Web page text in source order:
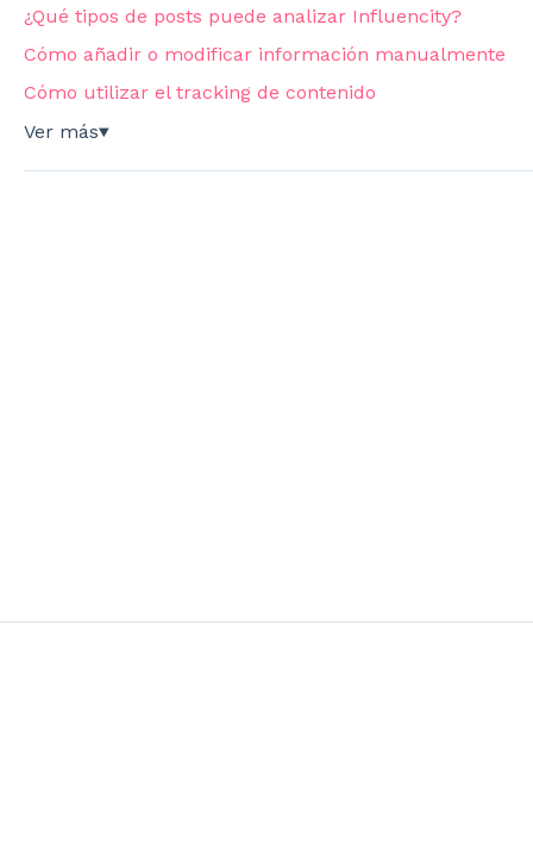
¿Qué tipos de posts puede analizar Influencity?
Cómo añadir o modificar información manualmente
Cómo utilizar el tracking de contenido
Ver más▼